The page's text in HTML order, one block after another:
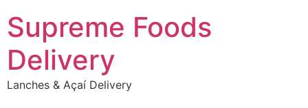
Supreme Foods
Delivery
Lanches & Açaí Delivery